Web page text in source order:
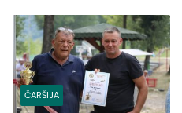
(FOTO)
ČARŠIJA